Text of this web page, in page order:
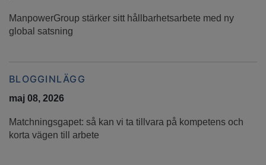
ManpowerGroup stärker sitt hållbarhetsarbete med ny
global satsning
BLOGGINLÄGG
maj 08, 2026
Matchningsgapet: så kan vi ta tillvara på kompetens och
korta vägen till arbete